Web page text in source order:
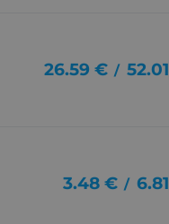
26.59 € / 52.01
3.48 € / 6.81